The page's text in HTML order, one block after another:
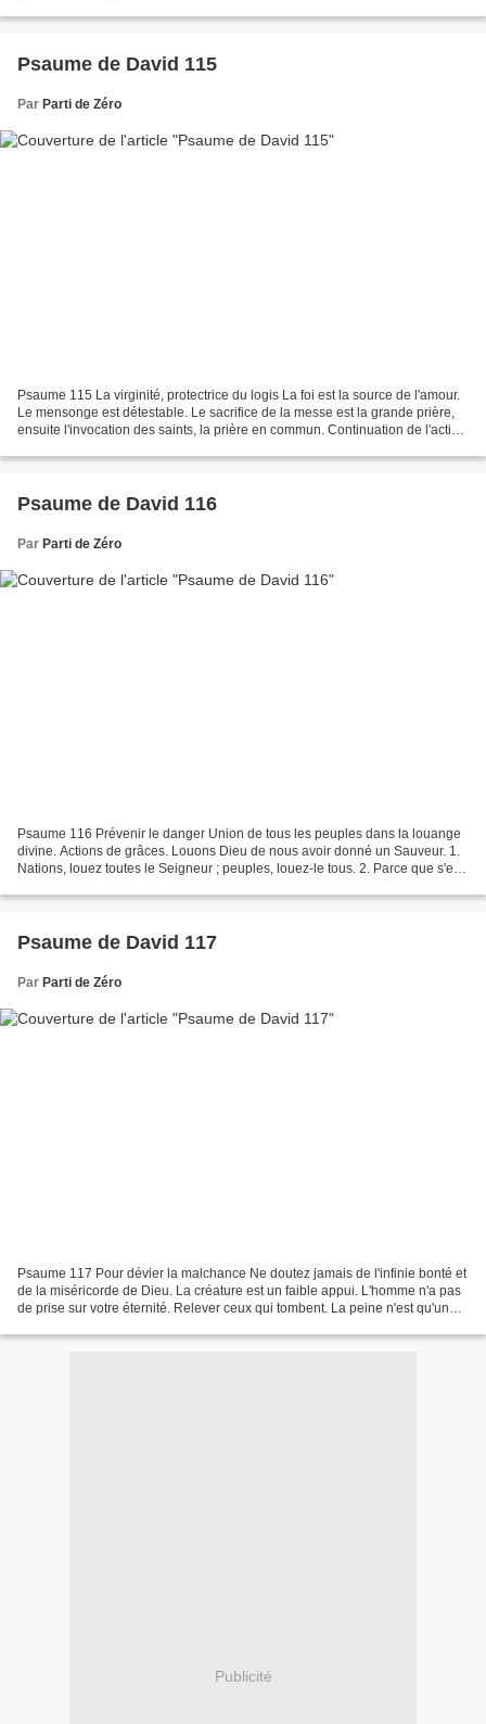
Psaume de David 115
Par Parti de Zéro
Psaume 115 La virginité, protectrice du logis La foi est la source de l'amour.
Le mensonge est détestable. Le sacrifice de la messe est la grande prière,
ensuite l'invocation des saints, la prière en commun. Continuation de l'action
Psaume de David 116
Par Parti de Zéro
Psaume 116 Prévenir le danger Union de tous les peuples dans la louange
divine. Actions de grâces. Louons Dieu de nous avoir donné un Sauveur. 1.
Nations, louez toutes le Seigneur ; peuples, louez-le tous. 2. Parce que s'est
Psaume de David 117
Par Parti de Zéro
Psaume 117 Pour dévier la malchance Ne doutez jamais de l'infinie bonté et
de la miséricorde de Dieu. La créature est un faible appui. L'homme n'a pas
de prise sur votre éternité. Relever ceux qui tombent. La peine n'est qu'une
Publicité